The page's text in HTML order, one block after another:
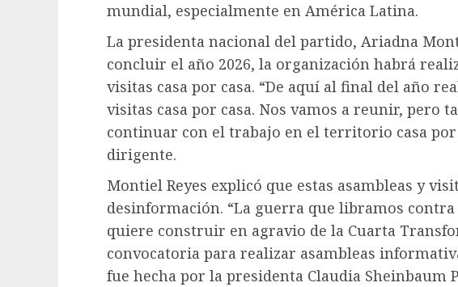
mundial, especialmente en América Latina.
La presidenta nacional del partido, Ariadna
concluir el año 2026, la organización habrá
visitas casa por casa. “De aquí al final del año
visitas casa por casa. Nos vamos a reunir, pero
continuar con el trabajo en el territorio casa por
dirigente.
Montiel Reyes explicó que estas asambleas y
desinformación. “La guerra que libramos
quiere construir en agravio de la Cuarta
convocatoria para realizar asambleas
fue hecha por la presidenta Claudia Sheinbaum